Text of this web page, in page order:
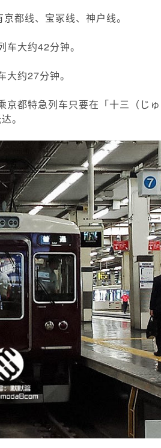
都线、宝冢线、神户线。
大约42分钟。
约27分钟。
都特急列车只要在「十三（じ
。